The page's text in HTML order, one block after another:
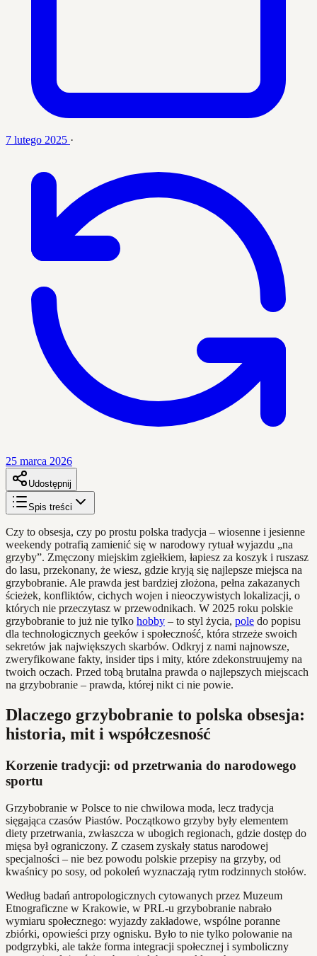
7 lutego 2025 ·
25 marca 2026
Udostępnij
Spis treści
Czy to obsesja, czy po prostu polska tradycja – wiosenne i jesienne
weekendy potrafią zamienić się w narodowy rytuał wyjazdu „na
grzyby”. Zmęczony miejskim zgiełkiem, łapiesz za koszyk i ruszasz
do lasu, przekonany, że wiesz, gdzie kryją się najlepsze miejsca na
grzybobranie. Ale prawda jest bardziej złożona, pełna zakazanych
ścieżek, konfliktów, cichych wojen i nieoczywistych lokalizacji, o
których nie przeczytasz w przewodnikach. W 2025 roku polskie
grzybobranie to już nie tylko hobby – to styl życia, pole do popisu
dla technologicznych geeków i społeczność, która strzeże swoich
sekretów jak największych skarbów. Odkryj z nami najnowsze,
zweryfikowane fakty, insider tips i mity, które zdekonstruujemy na
twoich oczach. Przed tobą brutalna prawda o najlepszych miejscach
na grzybobranie – prawda, której nikt ci nie powie.
Dlaczego grzybobranie to polska obsesja:
historia, mit i współczesność
Korzenie tradycji: od przetrwania do narodowego
sportu
Grzybobranie w Polsce to nie chwilowa moda, lecz tradycja
sięgająca czasów Piastów. Początkowo grzyby były elementem
diety przetrwania, zwłaszcza w ubogich regionach, gdzie dostęp do
mięsa był ograniczony. Z czasem zyskały status narodowej
specjalności – nie bez powodu polskie przepisy na grzyby, od
kwaśnicy po sosy, od pokoleń wyznaczają rytm rodzinnych stołów.
Według badań antropologicznych cytowanych przez Muzeum
Etnograficzne w Krakowie, w PRL-u grzybobranie nabrało
wymiaru społecznego: wyjazdy zakładowe, wspólne poranne
zbiórki, opowieści przy ognisku. Było to nie tylko polowanie na
podgrzybki, ale także forma integracji społecznej i symboliczny